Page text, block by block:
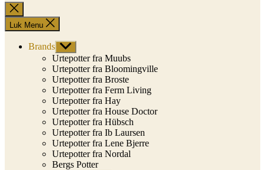
Luk
søgning
Luk Menu
Brands Vis
undermenu
Urtepotter fra Muubs
Urtepotter fra Bloomingville
Urtepotter fra Broste
Urtepotter fra Ferm Living
Urtepotter fra Hay
Urtepotter fra House Doctor
Urtepotter fra Hübsch
Urtepotter fra Ib Laursen
Urtepotter fra Lene Bjerre
Urtepotter fra Nordal
Bergs Potter